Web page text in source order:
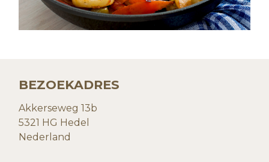
BEZOEKADRES
Akkerseweg 13b
5321 HG Hedel
Nederland